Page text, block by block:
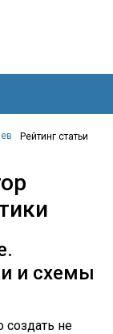
Рейтинг статьи
и схемы
создать не